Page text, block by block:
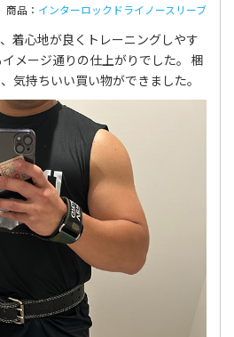
商品： インターロックドライノースリーブ
着心地が良くトレーニングしやす
メージ通りの仕上がりでした。 梱
気持ちいい買い物ができました。